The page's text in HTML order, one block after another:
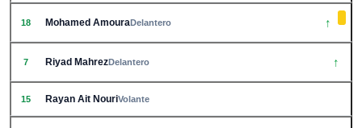
18 Mohamed AmouraDelantero ↑
7 Riyad MahrezDelantero ↑
15 Rayan Ait NouriVolante